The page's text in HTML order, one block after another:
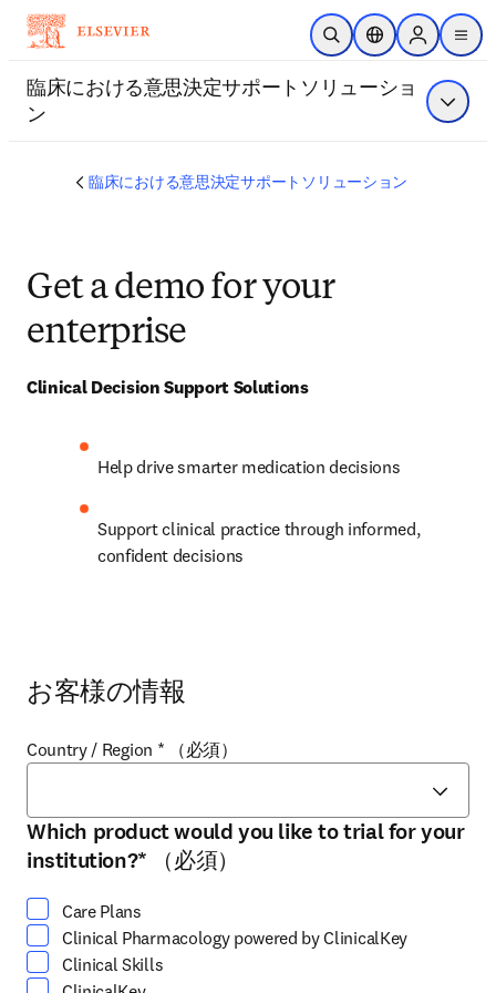
メインのコンテンツにスキップ
検索を開くロケーションセレ
Sign in to
menu
臨床における意思決定サポートソリューショ
ン
メニュ
臨床における意思決定サポートソリューション
Get a demo for your
enterprise
Clinical Decision Support Solutions
Help drive smarter medication decisions
Support clinical practice through informed,
confident decisions
お客様の情報
Country / Region * （必須）
少なくとも1つ選択してください
Which product would you like to trial for your
institution?* （必須）
Care Plans
Clinical Pharmacology powered by ClinicalKey
Clinical Skills